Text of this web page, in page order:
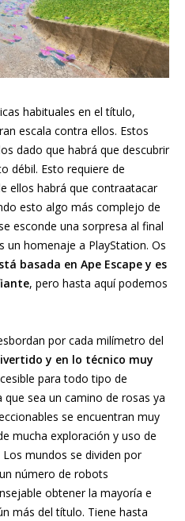
habituales en el título,
escala contra ellos. Estos
dado que habrá que descubrir
débil. Esto requiere de
ellos habrá que contraatacar
esto algo más complejo de
esconde una sorpresa al final
un homenaje a PlayStation. Os
basada en Ape Escape y es
, pero hasta aquí podemos
por cada milímetro del
y en lo técnico muy
para todo tipo de
sea un camino de rosas ya
se encuentran muy
mucha exploración y uso de
mundos se dividen por
número de robots
obtener la mayoría e
más del título. Tiene hasta